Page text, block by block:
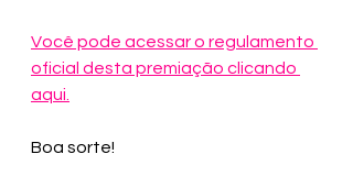
Você pode acessar o regulamento
oficial desta premiação clicando
aqui.
Boa sorte!